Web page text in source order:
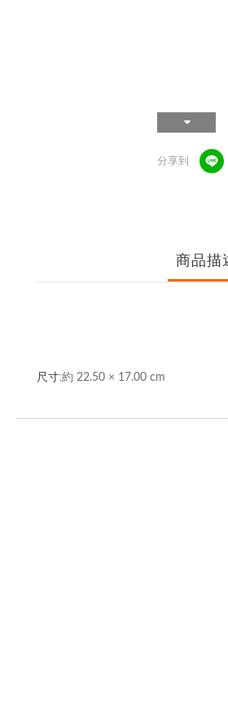
分享到
商品描
尺寸:約 22.50 × 17.00 cm